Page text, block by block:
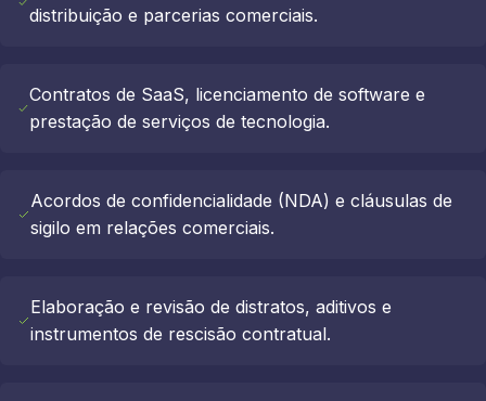
distribuição e parcerias comerciais.
Contratos de SaaS, licenciamento de software e
prestação de serviços de tecnologia.
Acordos de confidencialidade (NDA) e cláusulas de
sigilo em relações comerciais.
Elaboração e revisão de distratos, aditivos e
instrumentos de rescisão contratual.